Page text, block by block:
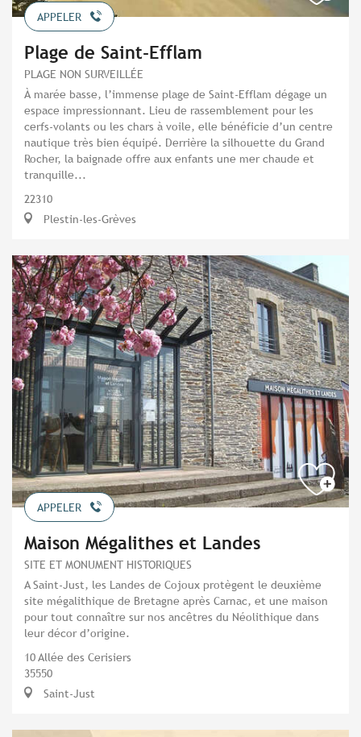
APPELER
Plage de Saint-Efflam
PLAGE NON SURVEILLÉE
À marée basse, l’immense plage de Saint-Efflam dégage un
espace impressionnant. Lieu de rassemblement pour les
cerfs-volants ou les chars à voile, elle bénéficie d’un centre
nautique très bien équipé. Derrière la silhouette du Grand
Rocher, la baignade offre aux enfants une mer chaude et
tranquille...
22310
Plestin-les-Grèves
APPELER
Maison Mégalithes et Landes
SITE ET MONUMENT HISTORIQUES
A Saint-Just, les Landes de Cojoux protègent le deuxième
site mégalithique de Bretagne après Carnac, et une maison
pour tout connaître sur nos ancêtres du Néolithique dans
leur décor d’origine.
10 Allée des Cerisiers
35550
Saint-Just